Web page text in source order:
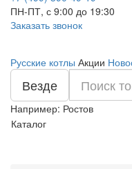
ПН-ПТ, с 9:00 до 19:30
Заказать звонок
Русские котлы Акции
Везде
Например: Ростов
Каталог